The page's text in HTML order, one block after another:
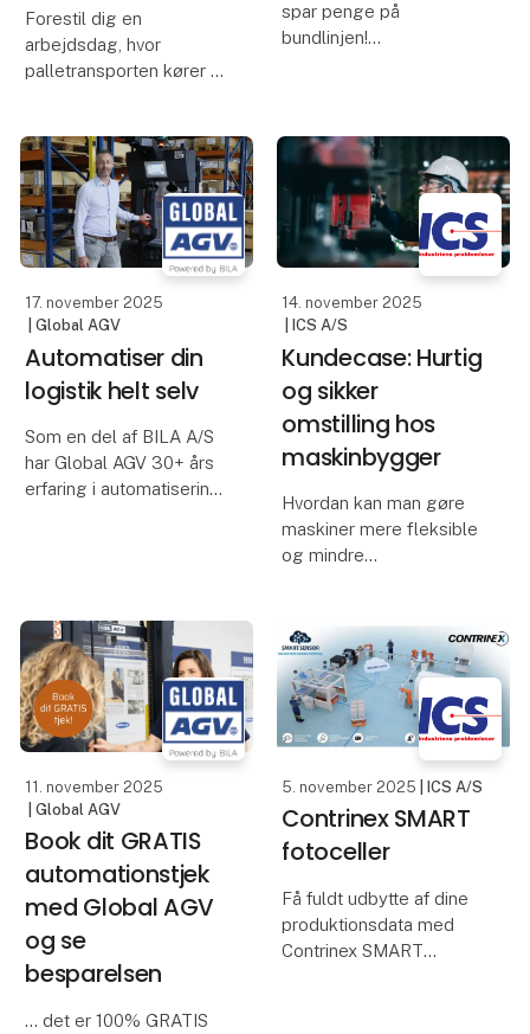
Forestil dig en
arbejdsdag, hvor
palletransporten kører af
Det kan Global AGV
hjælpe med – din mest
præcise og effektive
palleflytter, du endnu
ikke har ansat. AGV'en
spar penge på
bundlinjen!
Jeg er en selvkørende
kollega, der hjælper dig
med at transportere
materialer og optimere
dine interne proc
17. november 2025
| Global AGV
Automatiser din
logistik helt selv
Som en del af BILA A/S
har Global AGV 30+ års
erfaring i automatisering,
brugeroplevelse og de
besparelser, den skaber.
Den er faktisk så enk
14. november 2025
| ICS A/S
Kundecase: Hurtig
og sikker
omstilling hos
maskinbygger
Hvordan kan man gøre
maskiner mere fleksible
og mindre
driftssikkerheden? En
dansk maskinbygger
stod med netop den
udfordring.
Deres kunder ønskede
produk
11. november 2025
| Global AGV
Book dit GRATIS
automationstjek
med Global AGV
og se
besparelsen
... det er 100% GRATIS
5. november 2025 | ICS A/S
Contrinex SMART
fotoceller
Få fuldt udbytte af dine
produktionsdata med
Contrinex SMART